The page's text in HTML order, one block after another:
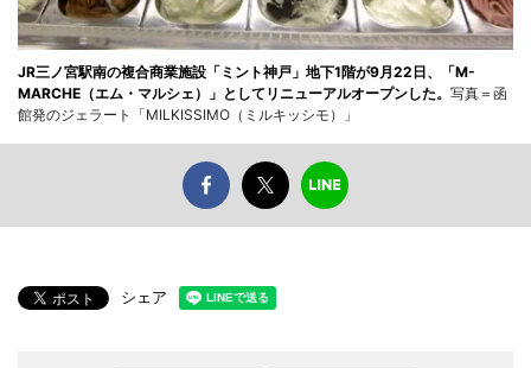
JR三ノ宮駅南の複合商業施設「ミント神戸」地下1階が9月22日、「M-
MARCHE（エム・マルシェ）」としてリニューアルオープンした。 写真＝函
館発のジェラート「MILKISSIMO（ミルキッシモ）」
シェア